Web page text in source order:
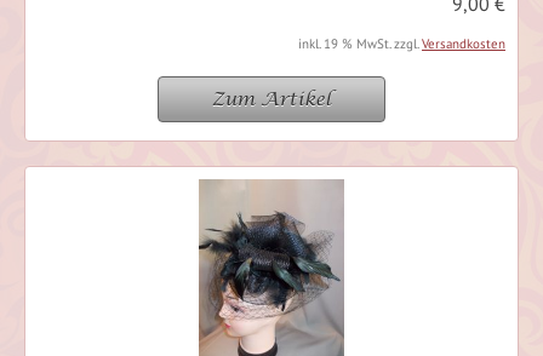
inkl. 19 % MwSt. zzgl.Versandkosten
Zum Artikel